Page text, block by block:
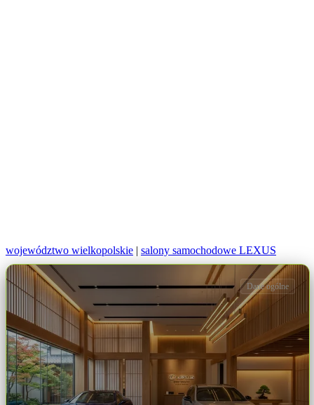
województwo wielkopolskie | salony samochodowe LEXUS
Dane ogólne